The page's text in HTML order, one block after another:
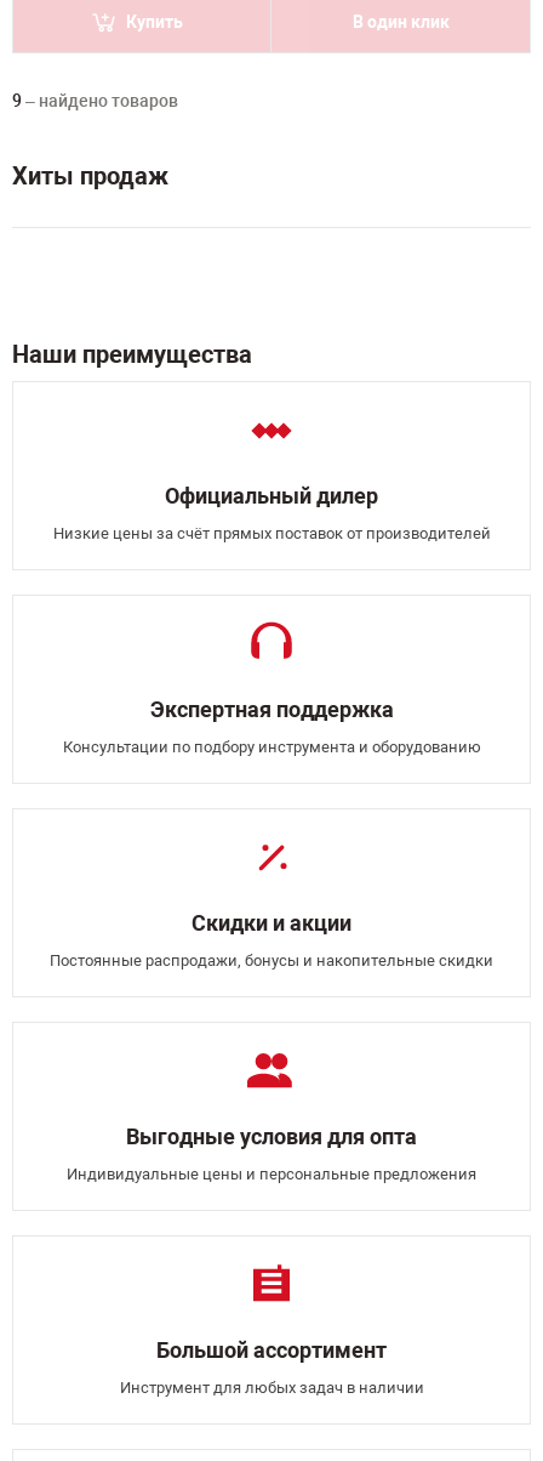
Купить В один клик
9– найдено товаров
Хиты продаж
Наши преимущества
Официальный дилер
Низкие цены за счёт прямых поставок от производителей
Экспертная поддержка
Консультации по подбору инструмента и оборудованию
Скидки и акции
Постоянные распродажи, бонусы и накопительные скидки
Выгодные условия для опта
Индивидуальные цены и персональные предложения
Большой ассортимент
Инструмент для любых задач в наличии